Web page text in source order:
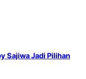
Sajiwa Jadi Pilihan